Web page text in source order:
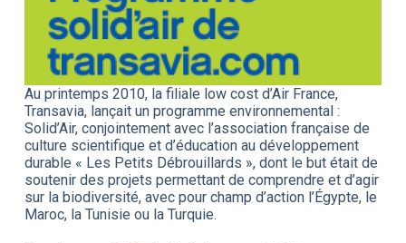
Au printemps 2010, la filiale low cost d’Air France,
Transavia, lançait un programme environnemental :
Solid’Air, conjointement avec l’association française de
culture scientifique et d’éducation au développement
durable « Les Petits Débrouillards », dont le but était de
soutenir des projets permettant de comprendre et d’agir
sur la biodiversité, avec pour champ d’action l’Égypte, le
Maroc, la Tunisie ou la Turquie.